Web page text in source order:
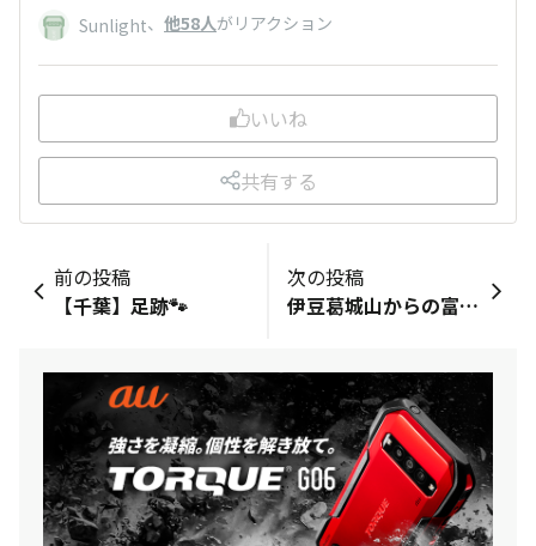
Sunlight、 他58人がリアクション
いいね
共有する
前の投稿
【千葉】足跡🐾
次の投稿
伊豆葛城山からの富士山